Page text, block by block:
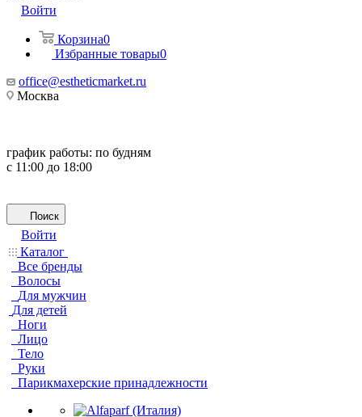
Войти
Корзина0
Избранные товары0
office@estheticmarket.ru
Москва
график работы: по будням
с 11:00 до 18:00
Поиск
Войти
Каталог
Все бренды
Волосы
Для мужчин
Для детей
Ноги
Лицо
Тело
Руки
Парикмахерские принадлежности